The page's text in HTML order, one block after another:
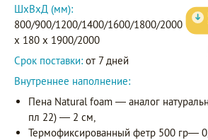
ШxВxД (мм):
800/900/1200/1400/1600/1800/2000
x 180 x 1900/2000
Срок поставки: от 7 дней
Внутреннее наполнение:
Пена Natural foam — аналог
пл 22) — 2 см,
Термофиксированный фетр 500 гр—